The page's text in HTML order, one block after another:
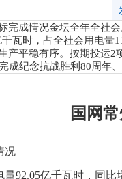
完成情况金坛全年全社
千瓦时，占全社会用电量
产平稳有序。按期投运
成纪念抗战胜利80周年
国网
况
92.05亿千瓦时，同比